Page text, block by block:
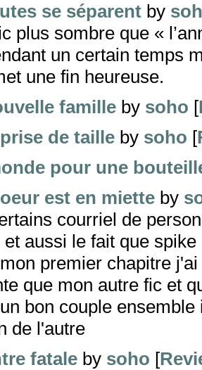
se séparent by
plus sombre que «
un certain temps
une fin heureuse.
famille by soho [
de taille by soho [
pour une
est en miette by
courriel de
aussi le fait que
premier chapitre
que mon autre fic et
bon couple
de l'autre
fatale by soho [